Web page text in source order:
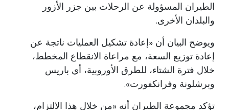
الطيران المسؤولة عن الرحلات بين جزر الأزور
والبلدان الأخرى.
ويوضح البيان أن «إعادة تشكيل العمليات ناتجة عن
إعادة توزيع السعة، مع مراعاة الانقطاع المخطط،
خلال فترة الشتاء، للطرق الأوروبية، أي باريس
وبرشلونة وفرانكفورت».
تؤكد مجموعة الطيران أنه «من خلال هذا الالتزام،